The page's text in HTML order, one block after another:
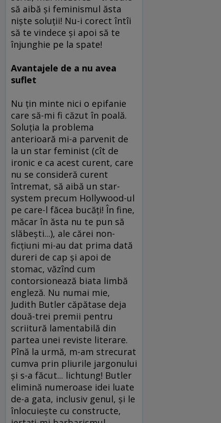
să aibă şi feminismul ăsta
nişte soluţii! Nu-i corect întîi
să te vindece şi apoi să te
înjunghie pe la spate!
Avantajele de a nu avea
suflet
Nu ţin minte nici o epifanie
care să-mi fi căzut în poală.
Soluţia la problema
anterioară mi-a parvenit de
la un star feminist (cît de
ironic e ca acest curent, care
nu se consideră curent
întremat, să aibă un star-
system precum Hollywood-ul
pe care-l făcea bucăţi! În fine,
măcar în ăsta nu te pun să
slăbeşti...), ale cărei non-
ficţiuni mi-au dat prima dată
dureri de cap şi apoi de
stomac, văzînd cum
contorsionează biata limbă
engleză. Nu numai mie,
Judith Butler căpătase deja
două-trei premii pentru
scriitură lamentabilă din
partea unei reviste literare.
Pînă la urmă, m-am strecurat
cumva prin pliurile jargonului
şi s-a făcut... lichtung! Butler
elimină numeroase idei luate
de-a gata, inclusiv genul, şi le
înlocuieşte cu constructe,